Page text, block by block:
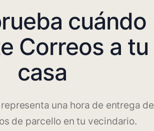
cuándo
Correos a tu
casa
una hora de entrega de
de parcello en tu vecindario.